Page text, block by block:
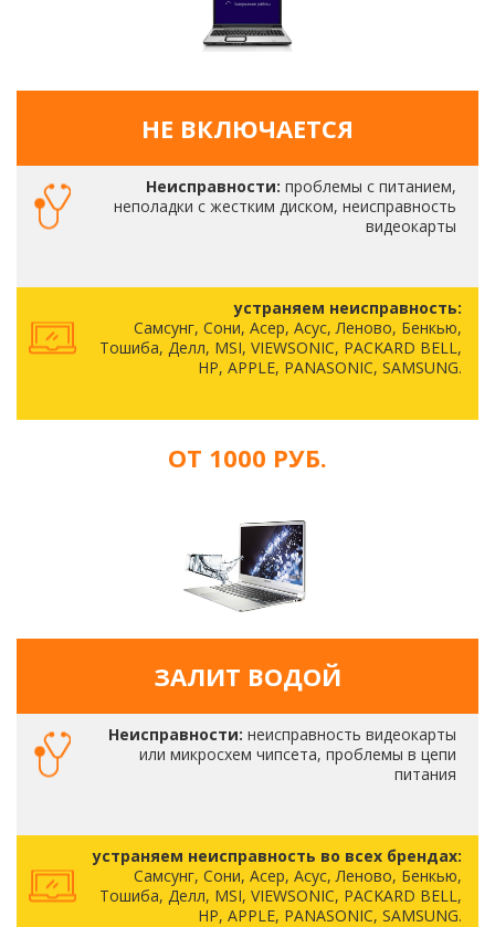
НЕ ВКЛЮЧАЕТСЯ
Неисправности: проблемы с питанием,
неполадки с жестким диском, неисправность
видеокарты
устраняем неисправность:
Самсунг, Сони, Асер, Асус, Леново, Бенкью,
Тошиба, Делл, MSI, VIEWSONIC, PACKARD BELL,
HP, APPLE, PANASONIC, SAMSUNG.
ОТ 1000 РУБ.
ЗАЛИТ ВОДОЙ
Неисправности: неисправность видеокарты
или микросхем чипсета, проблемы в цепи
питания
устраняем неисправность во всех брендах:
Самсунг, Сони, Асер, Асус, Леново, Бенкью,
Тошиба, Делл, MSI, VIEWSONIC, PACKARD BELL,
HP, APPLE, PANASONIC, SAMSUNG.